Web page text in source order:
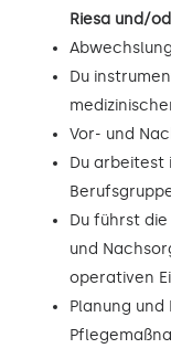
Riesa und/
Du
Vor- und
Du arbeitest
Du führst
und
operativen
Planung